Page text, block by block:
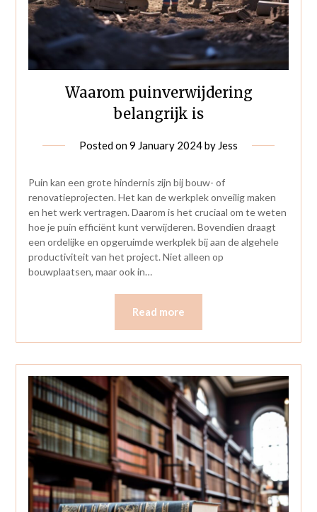
Waarom puinverwijdering
belangrijk is
Posted on9 January 2024by Jess
Puin kan een grote hindernis zijn bij bouw- of
renovatieprojecten. Het kan de werkplek onveilig maken
en het werk vertragen. Daarom is het cruciaal om te weten
hoe je puin efficiënt kunt verwijderen. Bovendien draagt
een ordelijke en opgeruimde werkplek bij aan de algehele
productiviteit van het project. Niet alleen op
bouwplaatsen, maar ook in…
Read more